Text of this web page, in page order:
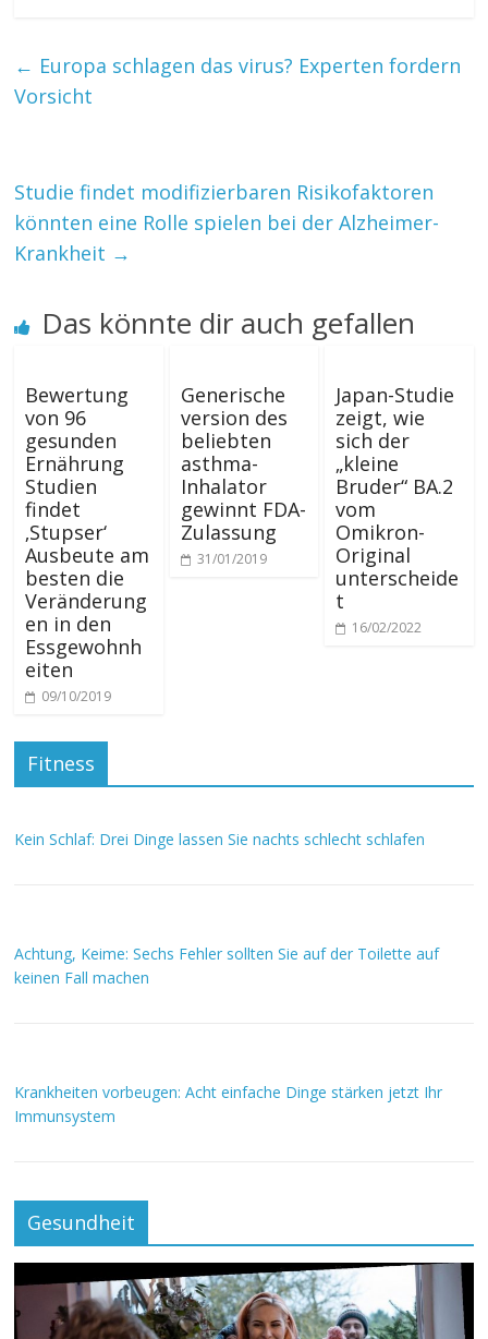
← Europa schlagen das virus? Experten fordern
Vorsicht
Studie findet modifizierbaren Risikofaktoren
könnten eine Rolle spielen bei der Alzheimer-
Krankheit →
Das könnte dir auch gefallen
Bewertung
von 96
gesunden
Ernährung
Studien
findet
‚Stupser‘
Ausbeute am
besten die
Veränderung
en in den
Essgewohnh
eiten
09/10/2019
Generische
version des
beliebten
asthma-
Inhalator
gewinnt FDA-
Zulassung
31/01/2019
Japan-Studie
zeigt, wie
sich der
„kleine
Bruder“ BA.2
vom
Omikron-
Original
unterscheide
t
16/02/2022
Fitness
Kein Schlaf: Drei Dinge lassen Sie nachts schlecht schlafen
Achtung, Keime: Sechs Fehler sollten Sie auf der Toilette auf
keinen Fall machen
Krankheiten vorbeugen: Acht einfache Dinge stärken jetzt Ihr
Immunsystem
Gesundheit